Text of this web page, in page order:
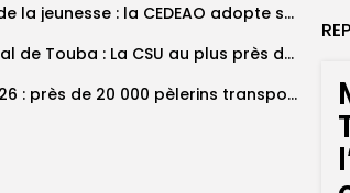
Politique de la jeunesse : la CEDEAO adopte son plan d’actions stratégiques...
Grand Magal de Touba : La CSU au plus près des pèlerins
Magal 2026 : près de 20 000 pèlerins transportés vers Touba en...